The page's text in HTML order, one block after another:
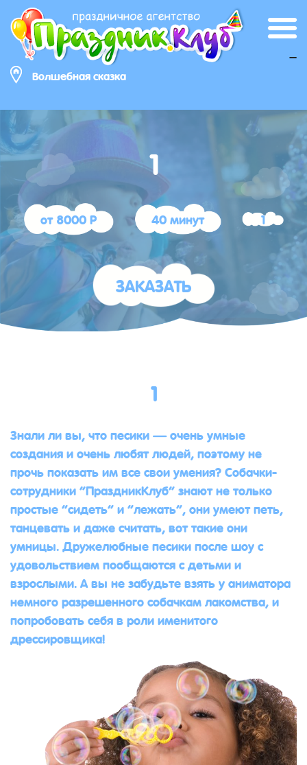
Волшебная сказка
_
1
от 8000 Р 40 минут 1
ЗАКАЗАТЬ
1
Знали ли вы, что песики — очень умные
создания и очень любят людей, поэтому не
прочь показать им все свои умения? Собачки-
сотрудники “ПраздникКлуб” знают не только
простые “сидеть” и “лежать”, они умеют петь,
танцевать и даже считать, вот такие они
умницы. Дружелюбные песики после шоу с
удовольствием пообщаются с детьми и
взрослыми. А вы не забудьте взять у аниматора
немного разрешенного собачкам лакомства, и
попробовать себя в роли именитого
дрессировщика!